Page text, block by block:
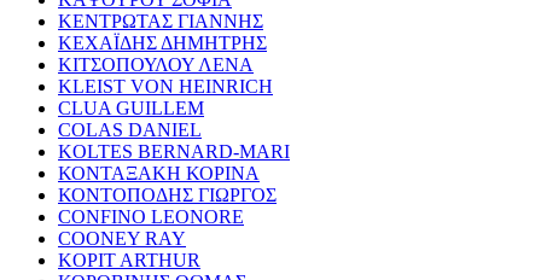
ΚΕΝΤΡΩΤΑΣ ΓΙΑΝΝΗΣ
ΚΕΧΑΪΔΗΣ ΔΗΜΗΤΡΗΣ
ΚΙΤΣΟΠΟΥΛΟΥ ΛΕΝΑ
KLEIST VON HEINRICH
CLUA GUILLEM
COLAS DANIEL
KOLTES BERNARD-MARI
ΚΟΝΤΑΞΑΚΗ ΚΟΡΙΝΑ
ΚΟΝΤΟΠΟΔΗΣ ΓΙΩΡΓΟΣ
CONFINO LEONORE
COONEY RAY
KOPIT ARTHUR